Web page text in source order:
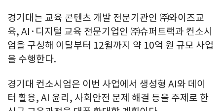
경기대는 교육 콘텐츠 개발 전문기관인 ㈜와이즈교
육, AI·디지털 교육 전문기업인 ㈜슈퍼트랙과 컨소시
엄을 구성해 이달부터 12월까지 약 10억 원 규모 사업
을 수행한다.
경기대 컨소시엄은 이번 사업에서 생성형 AI와 데이
터 활용, AI 윤리, 사회안전 문제 해결 등을 주제로 한